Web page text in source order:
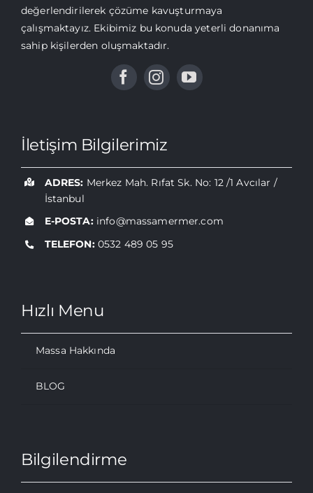
değerlendirilerek çözüme kavuşturmaya
çalışmaktayız. Ekibimiz bu konuda yeterli donanıma
sahip kişilerden oluşmaktadır.
İletişim Bilgilerimiz
ADRES: Merkez Mah. Rıfat Sk. No: 12 /1 Avcılar /
İstanbul
E-POSTA: info@massamermer.com
TELEFON: 0532 489 05 95
Hızlı Menu
Massa Hakkında
BLOG
Bilgilendirme